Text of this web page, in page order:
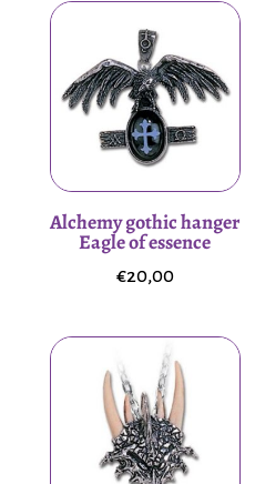
Alchemy gothic hanger
Eagle of essence
€20,00